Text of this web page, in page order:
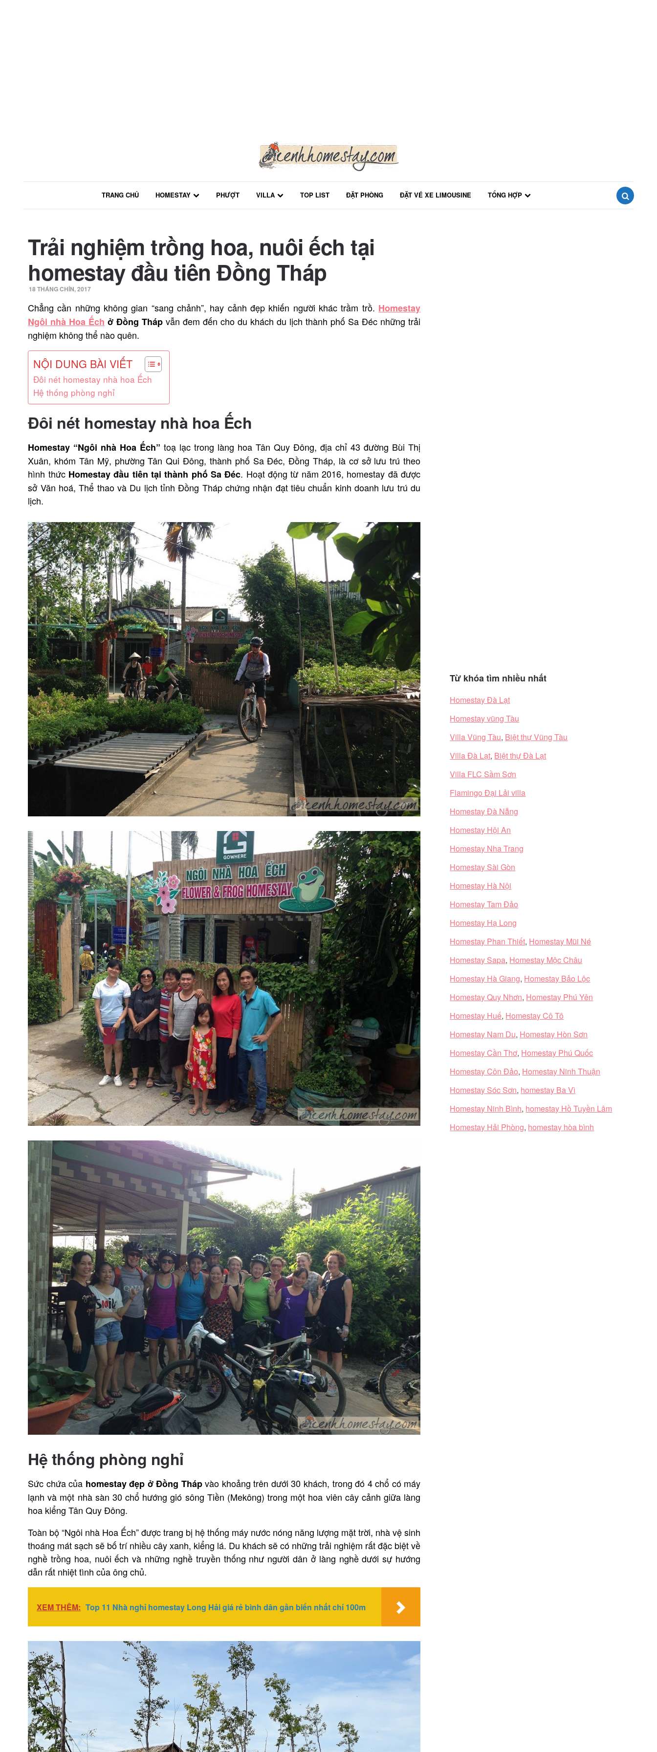
TRANG CHỦ HOMESTAY PHƯỢT VILLA TOP LIST ĐẶT PHÒNG ĐẶT VÉ XE LIMOUSINE
TỔNG HỢP
Trải nghiệm trồng hoa, nuôi ếch tại
homestay đầu tiên Đồng Tháp
18 THÁNG CHÍN, 2017
Chẳng cần những không gian “sang chảnh”, hay cảnh đẹp khiến người khác trầm trồ. Homestay
Ngôi nhà Hoa Ếch ở Đồng Tháp vẫn đem đến cho du khách du lịch thành phố Sa Đéc những trải
nghiệm không thể nào quên.
NỘI DUNG BÀI VIẾT
Đôi nét homestay nhà hoa Ếch
Hệ thống phòng nghỉ
Đôi nét homestay nhà hoa Ếch
Homestay “Ngôi nhà Hoa Ếch” toạ lạc trong làng hoa Tân Quy Đông, địa chỉ 43 đường Bùi Thị
Xuân, khóm Tân Mỹ, phường Tân Qui Đông, thành phố Sa Đéc, Đồng Tháp, là cơ sở lưu trú theo
hình thức Homestay đầu tiên tại thành phố Sa Đéc. Hoạt động từ năm 2016, homestay đã được
sở Văn hoá, Thể thao và Du lịch tỉnh Đồng Tháp chứng nhận đạt tiêu chuẩn kinh doanh lưu trú du
lịch.
Hệ thống phòng nghỉ
Sức chứa của homestay đẹp ở Đồng Thápvào khoảng trên dưới 30 khách, trong đó 4 chổ có máy
lạnh và một nhà sàn 30 chổ hướng gió sông Tiền (Mekông) trong một hoa viên cây cảnh giữa làng
hoa kiểng Tân Quy Đông.
Toàn bộ “Ngôi nhà Hoa Ếch” được trang bị hệ thống máy nước nóng năng lượng mặt trời, nhà vệ sinh
thoáng mát sạch sẽ bố trí nhiều cây xanh, kiểng lá. Du khách sẽ có những trải nghiệm rất đặc biệt về
nghề trồng hoa, nuôi ếch và những nghề truyền thống như người dân ở làng nghề dưới sự hướng
dẫn rất nhiệt tình của ông chủ.
XEM THÊM: Top 11 Nhà nghỉ homestay Long Hải giá rẻ bình dân gần biển nhất chỉ 100m
Từ khóa tìm nhiều nhất
Homestay Đà Lạt
Homestay vũng Tàu
Villa Vũng Tàu, Biệt thự Vũng Tàu
Villa Đà Lạt, Biệt thự Đà Lạt
Villa FLC Sầm Sơn
Flamingo Đại Lải villa
Homestay Đà Nẵng
Homestay Hội An
Homestay Nha Trang
Homestay Sài Gòn
Homestay Hà Nội
Homestay Tam Đảo
Homestay Hạ Long
Homestay Phan Thiết, Homestay Mũi Né
Homestay Sapa, Homestay Mộc Châu
Homestay Hà Giang, Homestay Bảo Lộc
Homestay Quy Nhơn, Homestay Phú Yên
Homestay Huế, Homestay Cô Tô
Homestay Nam Du, Homestay Hòn Sơn
Homestay Cần Thơ, Homestay Phú Quốc
Homestay Côn Đảo, Homestay Ninh Thuận
Homestay Sóc Sơn, homestay Ba Vì
Homestay Ninh Bình, homestay Hồ Tuyền Lâm
Homestay Hải Phòng, homestay hòa bình